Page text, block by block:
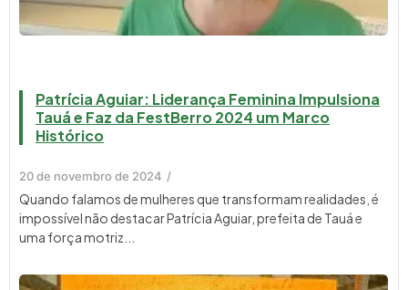
Patrícia Aguiar: Liderança Feminina Impulsiona
Tauá e Faz da FestBerro 2024 um Marco
Histórico
20 de novembro de 2024 /
Quando falamos de mulheres que transformam realidades, é
impossível não destacar Patrícia Aguiar, prefeita de Tauá e
uma força motriz...